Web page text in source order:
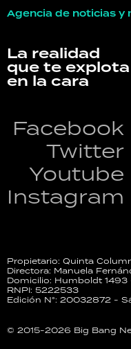
Agencia de noticias y
La realidad
que te explota
en la cara
Facebook
Twitter
Youtube
Instagram
Propietario: Quinta
Directora: Manuela
Domicilio: Humboldt 1493
RNPI: 5222533
Edición N°: 20032872 -
© 2015-2026 Big Bang